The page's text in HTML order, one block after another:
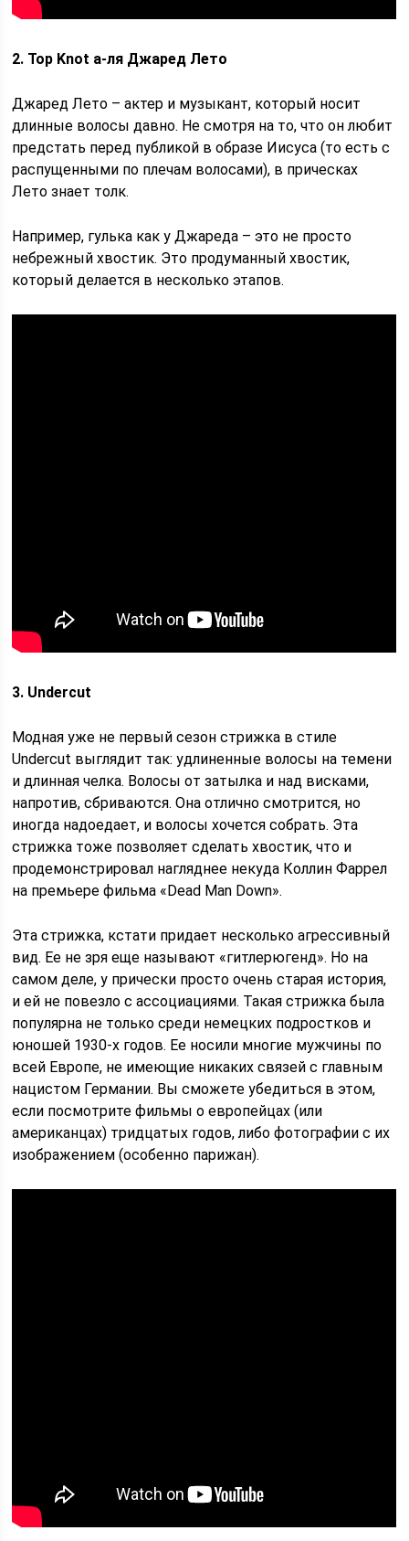
2. Top Knot а-ля Джаред Лето
Джаред Лето – актер и музыкант, который носит
длинные волосы давно. Не смотря на то, что он любит
предстать перед публикой в образе Иисуса (то есть с
распущенными по плечам волосами), в прическах
Лето знает толк.
Например, гулька как у Джареда – это не просто
небрежный хвостик. Это продуманный хвостик,
который делается в несколько этапов.
3. Undercut
Модная уже не первый сезон стрижка в стиле
Undercut выглядит так: удлиненные волосы на темени
и длинная челка. Волосы от затылка и над висками,
напротив, сбриваются. Она отлично смотрится, но
иногда надоедает, и волосы хочется собрать. Эта
стрижка тоже позволяет сделать хвостик, что и
продемонстрировал нагляднее некуда Коллин Фаррел
на премьере фильма «Dead Man Down».
Эта стрижка, кстати придает несколько агрессивный
вид. Ее не зря еще называют «гитлерюгенд». Но на
самом деле, у прически просто очень старая история,
и ей не повезло с ассоциациями. Такая стрижка была
популярна не только среди немецких подростков и
юношей 1930-х годов. Ее носили многие мужчины по
всей Европе, не имеющие никаких связей с главным
нацистом Германии. Вы сможете убедиться в этом,
если посмотрите фильмы о европейцах (или
американцах) тридцатых годов, либо фотографии с их
изображением (особенно парижан).